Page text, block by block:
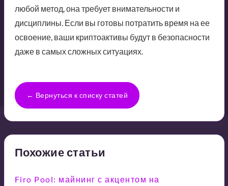
любой метод, она требует внимательности и
дисциплины. Если вы готовы потратить время на ее
освоение, ваши криптоактивы будут в безопасности
даже в самых сложных ситуациях.
← Вернуться к списку статей
Похожие статьи
Firo Pool: майнинг с акцентом на